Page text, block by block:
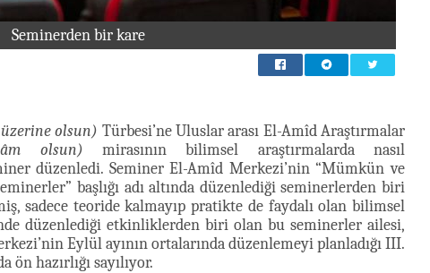
Seminerden bir kare
olsun) Türbesi’ne Uluslar arası El-Amîd Araştırmalar
olsun) mirasının bilimsel araştırmalarda nasıl
düzenledi. Seminer El-Amîd Merkezi’nin “Mümkün ve
başlığı adı altında düzenlediği seminerlerden biri
sadece teoride kalmayıp pratikte de faydalı olan bilimsel
düzenlediği etkinliklerden biri olan bu seminerler ailesi,
Eylül ayının ortalarında düzenlemeyi planladığı III.
hazırlığı sayılıyor.